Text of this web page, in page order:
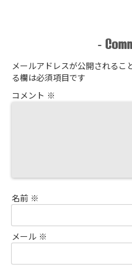
-
メールアドレスが公開されるこ
る欄は必須項目です
コメント ※
名前 ※
メール ※